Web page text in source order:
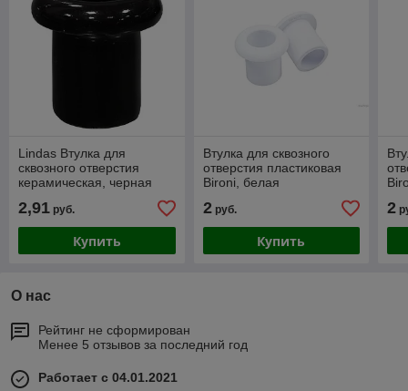
Lindas Втулка для
сквозного отверстия
керамическая, черная
2,91 руб.
Купить
Втулка для сквозного
отверстия пластиковая
Bironi, белая
2руб.
Купить
2
О нас
Рейтинг не сформирован
Менее 5 отзывов за последний год
Работает с 04.01.2021